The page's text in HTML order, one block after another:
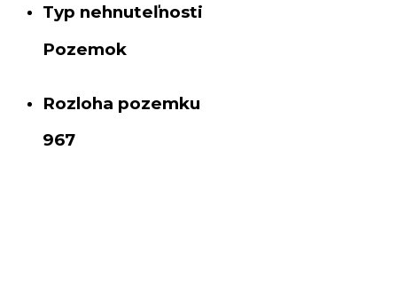
Typ nehnuteľnosti
Pozemok
Rozloha pozemku
967